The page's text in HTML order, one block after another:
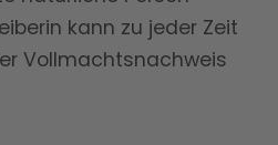
kann zu jeder Zeit
Vollmachtsnachweis